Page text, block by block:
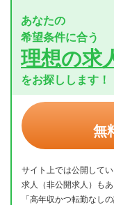
あなたの
希望条件に合う
理想の求
をお探しします！
無
サイト上では公開して
求人（非公開求人）も
「高年収かつ転勤なし